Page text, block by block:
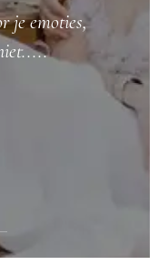
je emoties,